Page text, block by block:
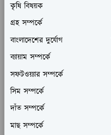
কৃষি বিষয়ক
গ্রহ সম্পর্কে
বাংলাদেশের দুর্যোগ
ব্যায়াম সম্পর্কে
সফটওয়্যার সম্পর্কে
সিম সম্পর্কে
দাঁত সম্পর্কে
মাছ সম্পর্কে